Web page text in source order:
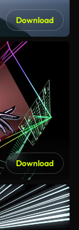
Download
Download